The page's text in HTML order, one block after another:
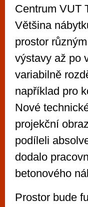
Centrum VUT
Většina
prostor
výstavy až po
variabilně
například pro
Nové
projekční
podíleli
dodalo
betonového
Prostor bude